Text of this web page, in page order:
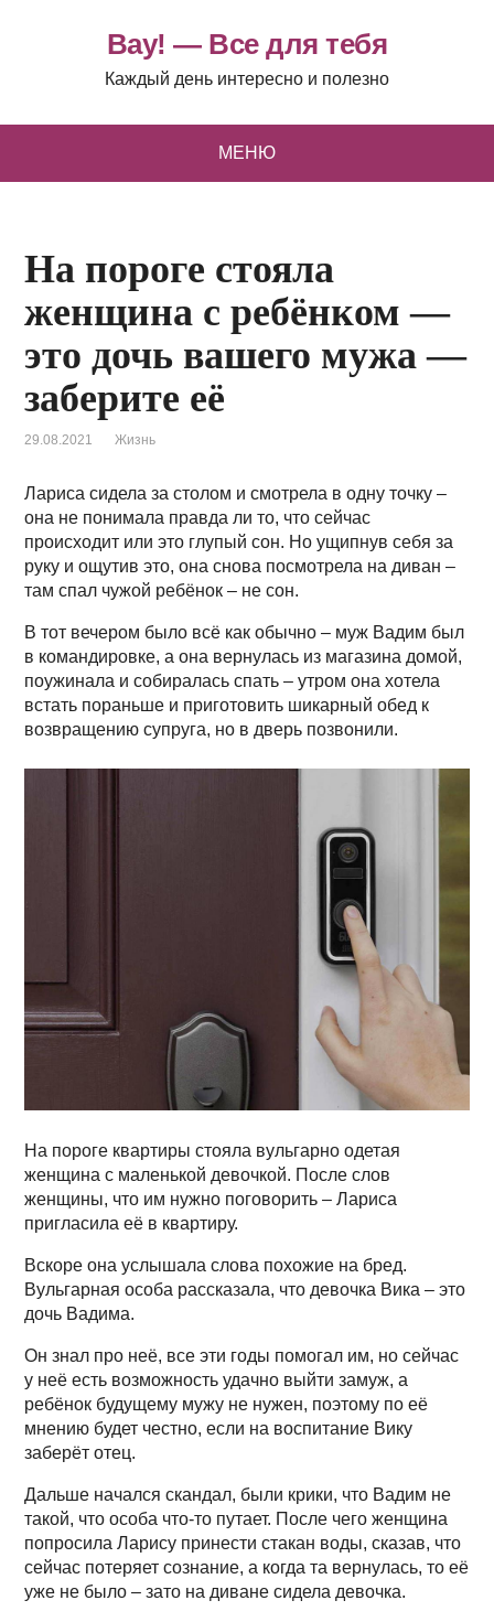
Вау! — Все для тебя
Каждый день интересно и полезно
МЕНЮ
На пороге стояла
женщина с ребёнком —
это дочь вашего мужа —
заберите её
29.08.2021 Жизнь
Лариса сидела за столом и смотрела в одну точку –
она не понимала правда ли то, что сейчас
происходит или это глупый сон. Но ущипнув себя за
руку и ощутив это, она снова посмотрела на диван –
там спал чужой ребёнок – не сон.
В тот вечером было всё как обычно – муж Вадим был
в командировке, а она вернулась из магазина домой,
поужинала и собиралась спать – утром она хотела
встать пораньше и приготовить шикарный обед к
возвращению супруга, но в дверь позвонили.
На пороге квартиры стояла вульгарно одетая
женщина с маленькой девочкой. После слов
женщины, что им нужно поговорить – Лариса
пригласила её в квартиру.
Вскоре она услышала слова похожие на бред.
Вульгарная особа рассказала, что девочка Вика – это
дочь Вадима.
Он знал про неё, все эти годы помогал им, но сейчас
у неё есть возможность удачно выйти замуж, а
ребёнок будущему мужу не нужен, поэтому по её
мнению будет честно, если на воспитание Вику
заберёт отец.
Дальше начался скандал, были крики, что Вадим не
такой, что особа что-то путает. После чего женщина
попросила Ларису принести стакан воды, сказав, что
сейчас потеряет сознание, а когда та вернулась, то её
уже не было – зато на диване сидела девочка.